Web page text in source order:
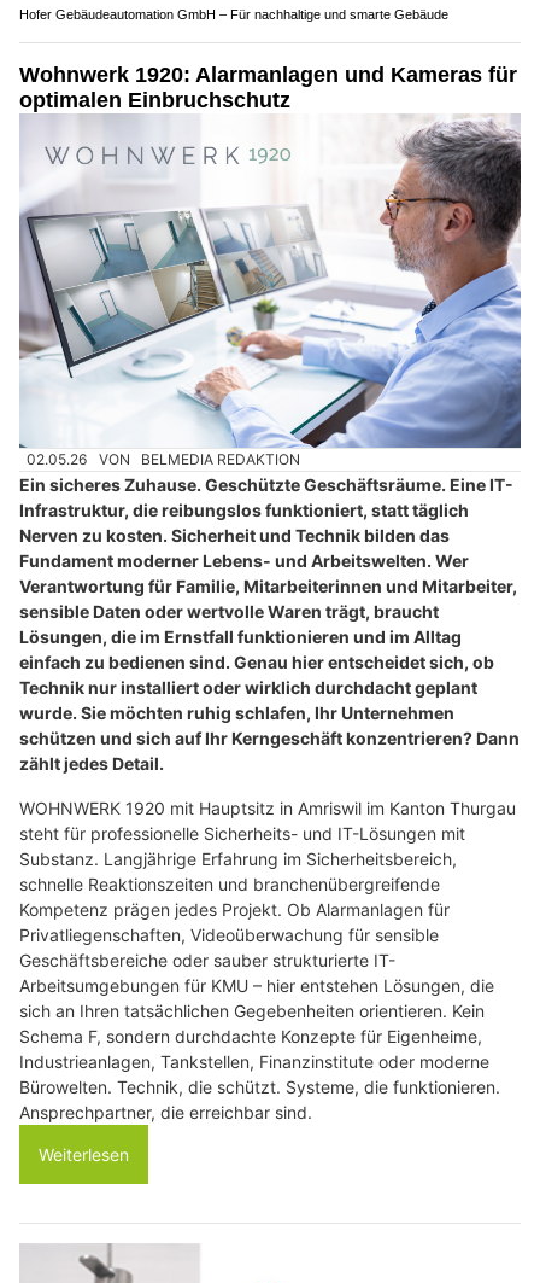
Hofer Gebäudeautomation GmbH – Für nachhaltige und smarte Gebäude
Wohnwerk 1920: Alarmanlagen und Kameras für
optimalen Einbruchschutz
02.05.26 VON BELMEDIA REDAKTION
Ein sicheres Zuhause. Geschützte Geschäftsräume. Eine IT-
Infrastruktur, die reibungslos funktioniert, statt täglich
Nerven zu kosten. Sicherheit und Technik bilden das
Fundament moderner Lebens- und Arbeitswelten. Wer
Verantwortung für Familie, Mitarbeiterinnen und Mitarbeiter,
sensible Daten oder wertvolle Waren trägt, braucht
Lösungen, die im Ernstfall funktionieren und im Alltag
einfach zu bedienen sind. Genau hier entscheidet sich, ob
Technik nur installiert oder wirklich durchdacht geplant
wurde. Sie möchten ruhig schlafen, Ihr Unternehmen
schützen und sich auf Ihr Kerngeschäft konzentrieren? Dann
zählt jedes Detail.
WOHNWERK 1920 mit Hauptsitz in Amriswil im Kanton Thurgau
steht für professionelle Sicherheits- und IT-Lösungen mit
Substanz. Langjährige Erfahrung im Sicherheitsbereich,
schnelle Reaktionszeiten und branchenübergreifende
Kompetenz prägen jedes Projekt. Ob Alarmanlagen für
Privatliegenschaften, Videoüberwachung für sensible
Geschäftsbereiche oder sauber strukturierte IT-
Arbeitsumgebungen für KMU – hier entstehen Lösungen, die
sich an Ihren tatsächlichen Gegebenheiten orientieren. Kein
Schema F, sondern durchdachte Konzepte für Eigenheime,
Industrieanlagen, Tankstellen, Finanzinstitute oder moderne
Bürowelten. Technik, die schützt. Systeme, die funktionieren.
Ansprechpartner, die erreichbar sind.
Weiterlesen